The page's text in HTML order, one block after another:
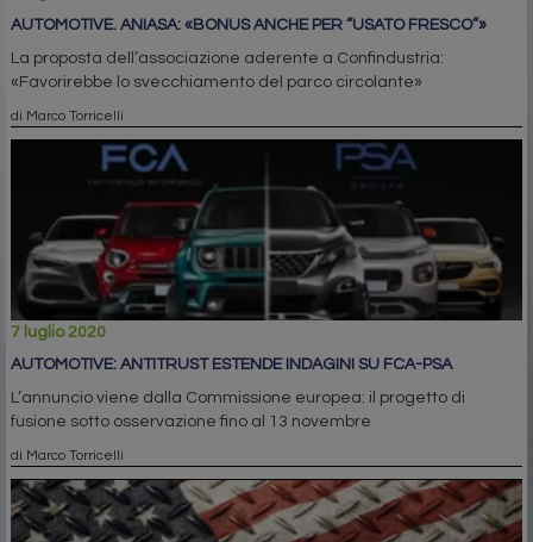
AUTOMOTIVE. ANIASA: «BONUS ANCHE PER “USATO FRESCO”»
La proposta dell’associazione aderente a Confindustria:
«Favorirebbe lo svecchiamento del parco circolante»
di Marco Torricelli
7 luglio 2020
AUTOMOTIVE: ANTITRUST ESTENDE INDAGINI SU FCA-PSA
L’annuncio viene dalla Commissione europea: il progetto di
fusione sotto osservazione fino al 13 novembre
di Marco Torricelli